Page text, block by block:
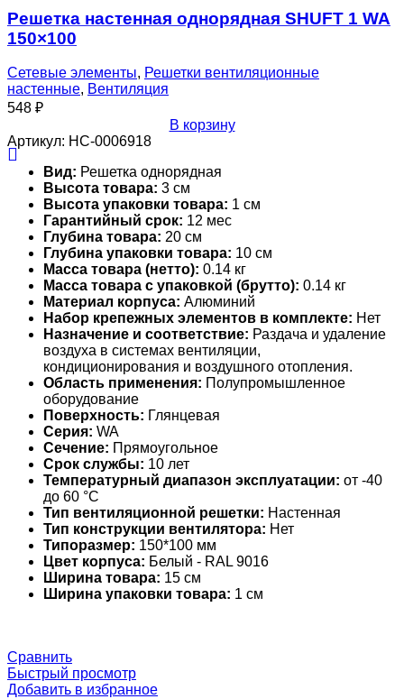
Решетка настенная однорядная SHUFT 1 WA
150×100
Сетевые элементы, Решетки вентиляционные
настенные, Вентиляция
548 ₽
В корзину
Артикул: НС-0006918
Вид: Решетка однорядная
Высота товара: 3 см
Высота упаковки товара: 1 см
Гарантийный срок: 12 мес
Глубина товара: 20 см
Глубина упаковки товара: 10 см
Масса товара (нетто): 0.14 кг
Масса товара с упаковкой (брутто): 0.14 кг
Материал корпуса: Алюминий
Набор крепежных элементов в комплекте: Нет
Назначение и соответствие: Раздача и удаление
воздуха в системах вентиляции,
кондиционирования и воздушного отопления.
Область применения: Полупромышленное
оборудование
Поверхность: Глянцевая
Серия: WA
Сечение: Прямоугольное
Срок службы: 10 лет
Температурный диапазон эксплуатации: от -40
до 60 °С
Тип вентиляционной решетки: Настенная
Тип конструкции вентилятора: Нет
Типоразмер: 150*100 мм
Цвет корпуса: Белый - RAL 9016
Ширина товара: 15 см
Ширина упаковки товара: 1 см
Сравнить
Быстрый просмотр
Добавить в избранное